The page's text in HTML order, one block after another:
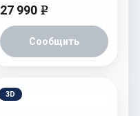
27 990 e
Сообщить
3D